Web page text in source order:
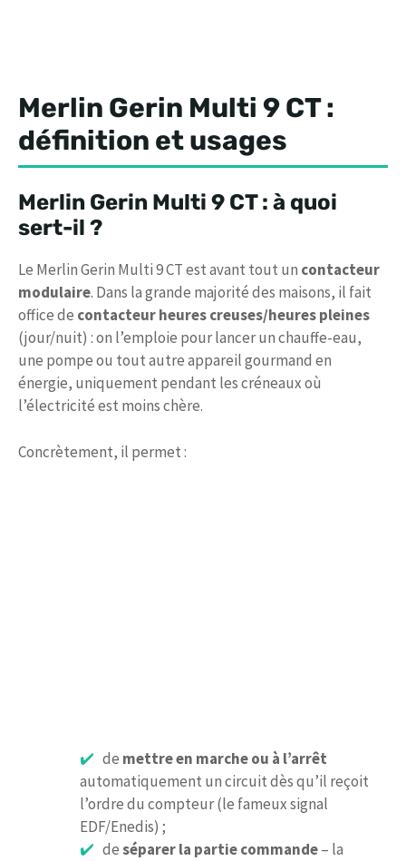
Merlin Gerin Multi 9 CT :
définition et usages
Merlin Gerin Multi 9 CT : à quoi
sert-il ?
Le Merlin Gerin Multi 9 CT est avant tout un contacteur
modulaire. Dans la grande majorité des maisons, il fait
office de contacteur heures creuses/heures pleines
(jour/nuit) : on l’emploie pour lancer un chauffe-eau,
une pompe ou tout autre appareil gourmand en
énergie, uniquement pendant les créneaux où
l’électricité est moins chère.
Concrètement, il permet :
de mettre en marche ou à l’arrêt
automatiquement un circuit dès qu’il reçoit
l’ordre du compteur (le fameux signal
EDF/Enedis) ;
deséparer la partie commande– la